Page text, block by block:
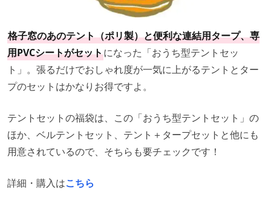
格子窓のあのテント（ポリ製）と便利な連結用タープ、専
用PVCシートがセットになった「おうち型テントセッ
ト」。張るだけでおしゃれ度が一気に上がるテントとター
プのセットはかなりお得ですよ。
テントセットの福袋は、この「おうち型テントセット」の
ほか、ベルテントセット、テント＋タープセットと他にも
用意されているので、そちらも要チェックです！
詳細・購入はこちら